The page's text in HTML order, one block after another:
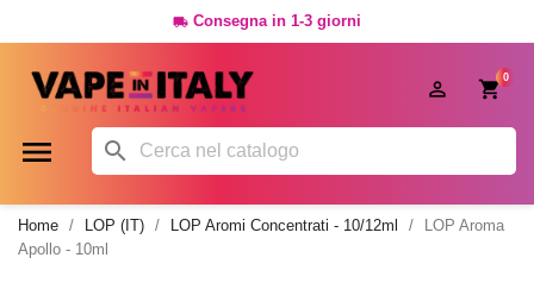
 Consegna in 1-3 giorni
0

 
Home LOP (IT) LOP Aromi Concentrati - 10/12ml
LOP Aroma
Apollo - 10ml